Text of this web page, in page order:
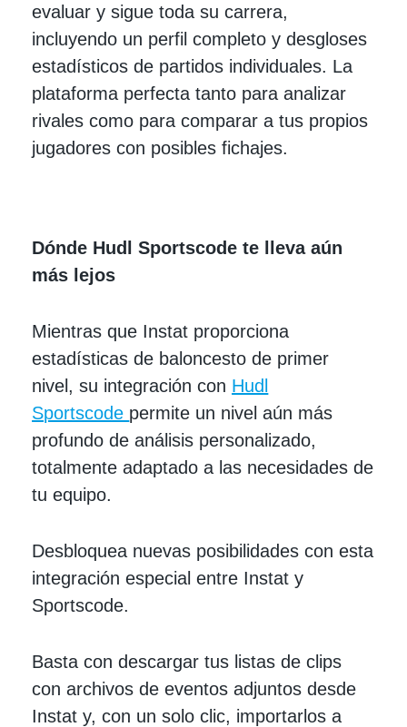
evaluar y sigue toda su carrera,
incluyendo un perfil completo y desgloses
estadísticos de partidos individuales. La
plataforma perfecta tanto para analizar
rivales como para comparar a tus propios
jugadores con posibles fichajes.
Dónde Hudl Sportscode te lleva aún
más lejos
Mientras que Instat proporciona
estadísticas de baloncesto de primer
nivel, su integración con Hudl
Sportscode permite un nivel aún más
profundo de análisis personalizado,
totalmente adaptado a las necesidades de
tu equipo.
Desbloquea nuevas posibilidades con esta
integración especial entre Instat y
Sportscode.
Basta con descargar tus listas de clips
con archivos de eventos adjuntos desde
Instat y, con un solo clic, importarlos a